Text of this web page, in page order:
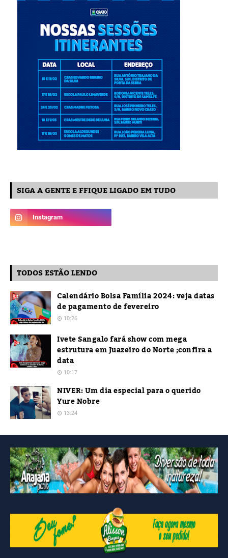
SIGA A GENTE E FFIQUE LIGADO EM TUDO
TODOS ESTÃO LENDO
Calendário Bolsa Família 2024: veja datas
de pagamento de fevereiro
10:26
Ivete Sangalo fará show com mega
estrutura em Juazeiro do Norte ;confira a
data
10:17
NIVER: Um dia especial para o querido
Yure Nobre
13:24